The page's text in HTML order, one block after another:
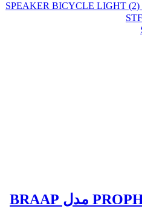
SPEAKER BICYCLE LIGHT (2)
شلوارک مردانه PROPHEUS مدل BRAAP